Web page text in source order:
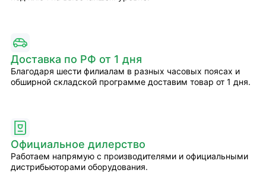
Доставка по РФ от 1 дня
Благодаря шести филиалам в разных часовых поясах и
обширной складской программе доставим товар от 1 дня.
Официальное дилерство
Работаем напрямую с производителями и официальными
дистрибьюторами оборудования.